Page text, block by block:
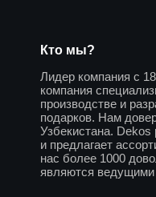
Кто мы?
Лидер компания с
компания
производстве и
подарков. Нам
Узбекистана. Dekos
и предлагает
нас более 1000
являются